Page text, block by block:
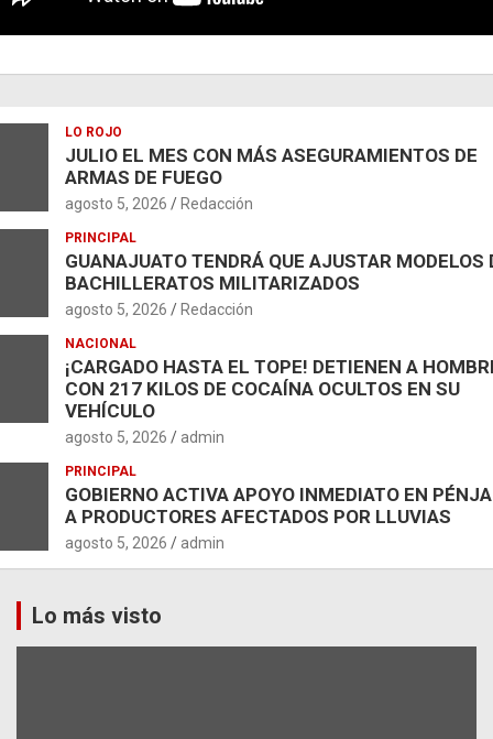
LO ROJO
JULIO EL MES CON MÁS ASEGURAMIENTOS DE
ARMAS DE FUEGO
agosto 5, 2026 Redacción
PRINCIPAL
GUANAJUATO TENDRÁ QUE AJUSTAR MODELOS
BACHILLERATOS MILITARIZADOS
agosto 5, 2026 Redacción
NACIONAL
¡CARGADO HASTA EL TOPE! DETIENEN A
CON 217 KILOS DE COCAÍNA OCULTOS EN SU
VEHÍCULO
agosto 5, 2026 admin
PRINCIPAL
GOBIERNO ACTIVA APOYO INMEDIATO EN
A PRODUCTORES AFECTADOS POR LLUVIAS
agosto 5, 2026 admin
Lo más visto